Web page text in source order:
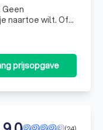
naartoe wilt. Of
naar een sterke
prijsopgave